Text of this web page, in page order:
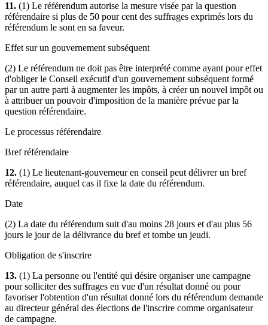
11. (1) Le référendum autorise la mesure visée par la question
référendaire si plus de 50 pour cent des suffrages exprimés lors du
référendum le sont en sa faveur.
Effet sur un gouvernement subséquent
(2) Le référendum ne doit pas être interprété comme ayant pour effet
d'obliger le Conseil exécutif d'un gouvernement subséquent formé
par un autre parti à augmenter les impôts, à créer un nouvel impôt ou
à attribuer un pouvoir d'imposition de la manière prévue par la
question référendaire.
Le processus référendaire
Bref référendaire
12. (1) Le lieutenant-gouverneur en conseil peut délivrer un bref
référendaire, auquel cas il fixe la date du référendum.
Date
(2) La date du référendum suit d'au moins 28 jours et d'au plus 56
jours le jour de la délivrance du bref et tombe un jeudi.
Obligation de s'inscrire
13. (1) La personne ou l'entité qui désire organiser une campagne
pour solliciter des suffrages en vue d'un résultat donné ou pour
favoriser l'obtention d'un résultat donné lors du référendum demande
au directeur général des élections de l'inscrire comme organisateur
de campagne.